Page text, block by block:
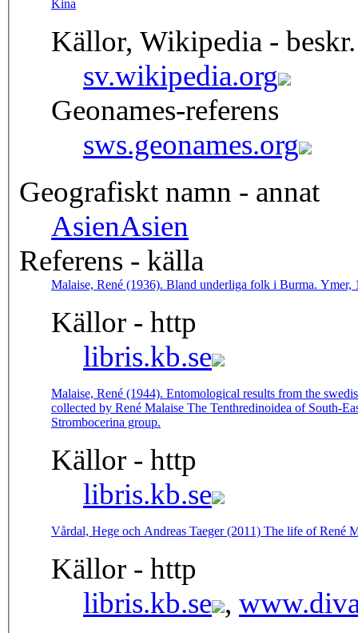
Kina
Källor, Wikipedia -
sv.wikipedia.org
Geonames-referens
sws.geonames.org
Geografiskt namn - annat
AsienAsien
Referens - källa
Malaise, René (1936). Bland
Källor - http
libris.kb.se
Malaise, René (1944). Entomological results from the
collected by René Malaise The Tenthredinoidea of South-
Strombocerina group.
Källor - http
libris.kb.se
Vårdal, Hege och Andreas Taeger (2011) The life of René
Källor - http
libris.kb.se ,